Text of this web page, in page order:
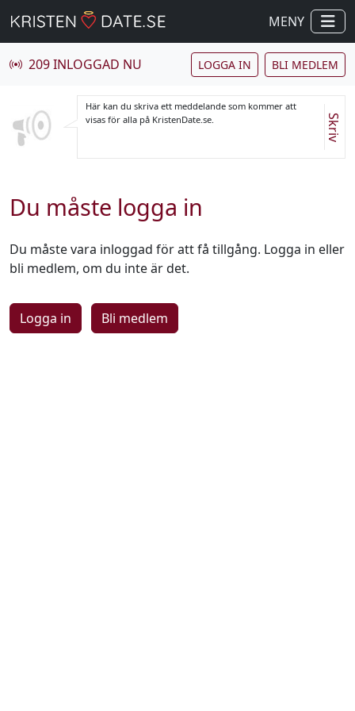
MENY
209 INLOGGAD NU LOGGA IN BLI MEDLEM
Här kan du skriva ett meddelande som kommer att
visas för alla på KristenDate.se.
Skriv
Du måste logga in
Du måste vara inloggad för att få tillgång. Logga in eller
bli medlem, om du inte är det.
Logga in